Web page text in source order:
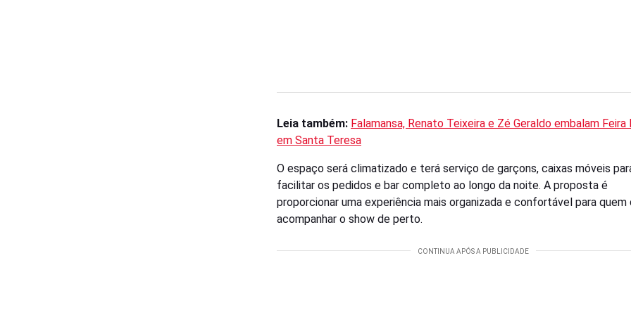
Leia também: Falamansa, Renato Teixeira e Zé Geraldo embalam
em Santa Teresa
O espaço será climatizado e terá serviço de garçons, caixas móveis
facilitar os pedidos e bar completo ao longo da noite. A proposta é
proporcionar uma experiência mais organizada e confortável para quem
acompanhar o show de perto.